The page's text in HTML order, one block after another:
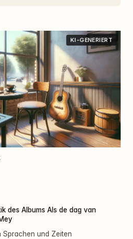
KI-GENERIERT
des Albums Als de dag van
Sprachen und Zeiten